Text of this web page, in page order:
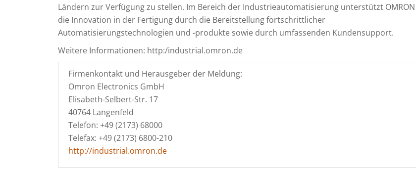
Ländern zur Verfügung zu stellen. Im Bereich der Industrieautomatisierung unterstützt OMRON
die Innovation in der Fertigung durch die Bereitstellung fortschrittlicher
Automatisierungstechnologien und -produkte sowie durch umfassenden Kundensupport.
Weitere Informationen: http:/industrial.omron.de
Firmenkontakt und Herausgeber der Meldung:
Omron Electronics GmbH
Elisabeth-Selbert-Str. 17
40764 Langenfeld
Telefon: +49 (2173) 68000
Telefax: +49 (2173) 6800-210
http://industrial.omron.de